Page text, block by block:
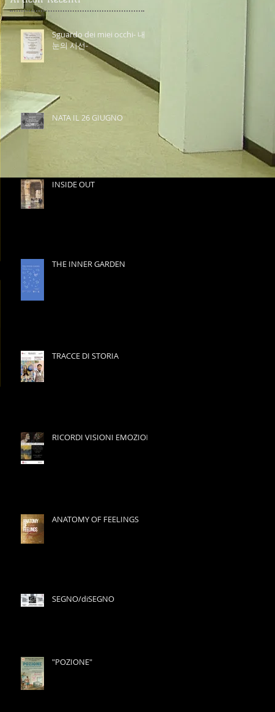
Sguardo dei miei occhi- 내
눈의 시선-
NATA IL 26 GIUGNO
INSIDE OUT
THE INNER GARDEN
TRACCE DI STORIA
RICORDI VISIONI EMOZIONI
ANATOMY OF FEELINGS
SEGNO/diSEGNO
"POZIONE"